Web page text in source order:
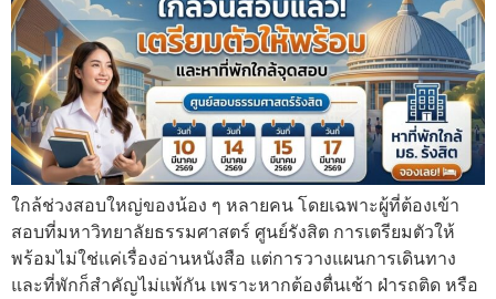
ใกล้ช่วงสอบใหญ่ของน้อง ๆ หลายคน โดยเฉพาะผู้ที่ต้องเข้า
สอบที่มหาวิทยาลัยธรรมศาสตร์ ศูนย์รังสิต การเตรียมตัวให้
พร้อมไม่ใช่แค่เรื่องอ่านหนังสือ แต่การวางแผนการเดินทาง
และที่พักก็สำคัญไม่แพ้กัน เพราะหากต้องตื่นเช้า ฝ่ารถติด หรือ